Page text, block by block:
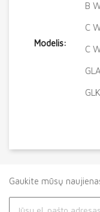
Modelis:
B
C
C
Gaukite mūsų